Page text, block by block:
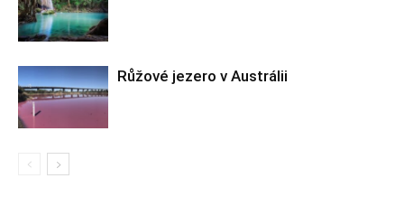
Růžové jezero v Austrálii